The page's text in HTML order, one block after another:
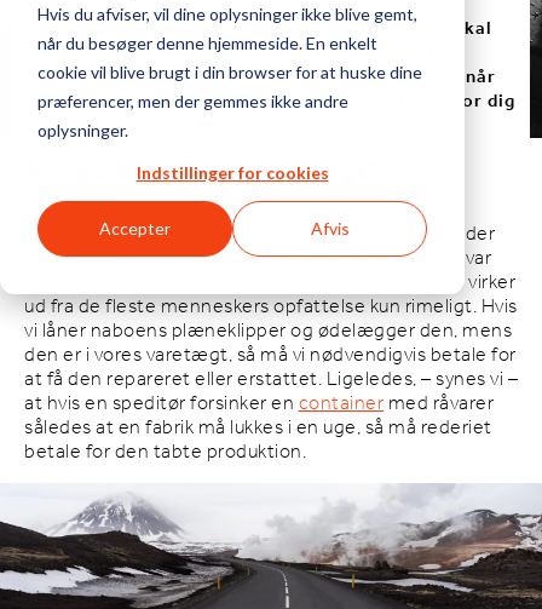
Hvis du afviser, vil dine oplysninger ikke blive gemt,
når du besøger denne hjemmeside. En enkelt
cookie vil blive brugt i din browser for at huske dine
præferencer, men der gemmes ikke andre
oplysninger.
Indstillinger for cookies
Accepter Afvis
Hvem har ansvaret, hvis noget går galt? Hvem skal
betale for hvad? Og hvor godt er du dækket ind?
Artiklen her hjælper dig i hvad der er op og ned, når
det kommer til det ansvar en speditør har overfor dig
som transportkøber.
Er speditøransvar rimeligt?
Mange nye kunder i transportbranchen er af den
opfattelse at hvis en transportør forsinker eller skader
gods i deres varetægt, så måspeditørenstå til ansvar
for alle direkte og afledte omkostninger heraf. Det virker
ud fra de fleste menneskers opfattelse kun rimeligt. Hvis
vi låner naboens plæneklipper og ødelægger den, mens
den er i vores varetægt, så må vi nødvendigvis betale for
at få den repareret eller erstattet. Ligeledes, – synes vi –
at hvis en speditør forsinker encontainermed råvarer
således at en fabrik må lukkes i en uge, så må rederiet
betale for den tabte produktion.